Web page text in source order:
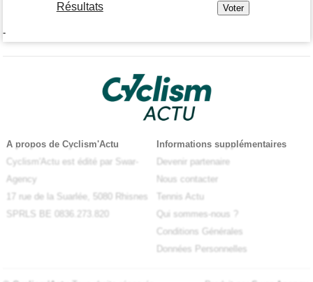
Résultats
-
A propos de Cyclism'Actu
Cyclism'Actu est édité par Swar-
Agency
17 rue de la Suarlée, 5080 Rhisnes
SPRLS BE 0836.273.820
Informations supplémentaires
Devenir partenaire
Nous contacter
Tennis Actu
Qui sommes-nous ?
Conditions Générales
Données Personnelles